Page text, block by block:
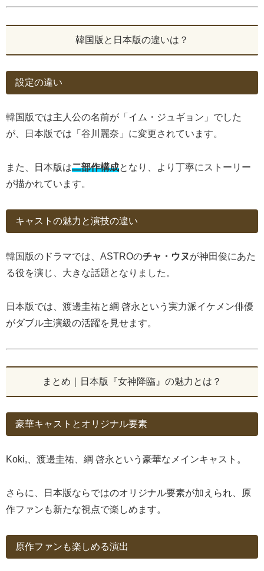
韓国版と日本版の違いは？
設定の違い
韓国版では主人公の名前が「イム・ジュギョン」でした
が、日本版では「谷川麗奈」に変更されています。
また、日本版は二部作構成となり、より丁寧にストーリー
が描かれています。
キャストの魅力と演技の違い
韓国版のドラマでは、ASTROのチャ・ウヌが神田俊にあた
る役を演じ、大きな話題となりました。
日本版では、渡邊圭祐と綱 啓永という実力派イケメン俳優
がダブル主演級の活躍を見せます。
まとめ｜日本版『女神降臨』の魅力とは？
豪華キャストとオリジナル要素
Koki,、渡邊圭祐、綱 啓永という豪華なメインキャスト。
さらに、日本版ならではのオリジナル要素が加えられ、原
作ファンも新たな視点で楽しめます。
原作ファンも楽しめる演出